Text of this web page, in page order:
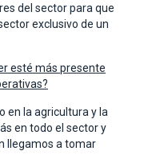
del sector para que
exclusivo de un
esté más presente
en la agricultura y la
en todo el sector y
llegamos a tomar